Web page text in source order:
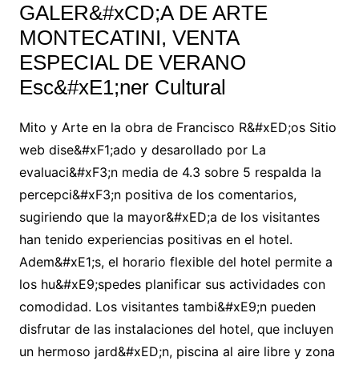
GALER&#xCD;A DE ARTE
MONTECATINI, VENTA
ESPECIAL DE VERANO
Esc&#xE1;ner Cultural
Mito y Arte en la obra de Francisco R&#xED;os Sitio
web dise&#xF1;ado y desarollado por La
evaluaci&#xF3;n media de 4.3 sobre 5 respalda la
percepci&#xF3;n positiva de los comentarios,
sugiriendo que la mayor&#xED;a de los visitantes
han tenido experiencias positivas en el hotel.
Adem&#xE1;s, el horario flexible del hotel permite a
los hu&#xE9;spedes planificar sus actividades con
comodidad. Los visitantes tambi&#xE9;n pueden
disfrutar de las instalaciones del hotel, que incluyen
un hermoso jard&#xED;n, piscina al aire libre y zona